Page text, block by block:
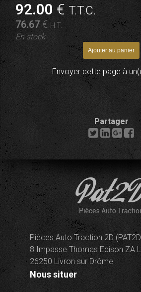
92.00 €T.T.C.
76.67 €H.T.
En stock
Envoyer cette page à
Partager
Pièces Auto Traction 2D
8 Impasse Thomas Edison ZA
26250 Livron sur Drôme
Nous situer